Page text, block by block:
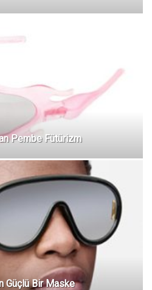
Pembe Fütürizm
Güçlü Bir Maske